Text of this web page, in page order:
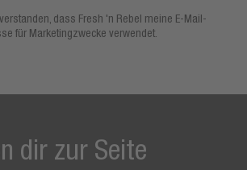
dass Fresh 'n Rebel meine E-Mail-
für Marketingzwecke verwendet.
dir zur Seite